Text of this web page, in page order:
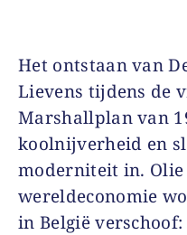
Het ontstaan van
Lievens tijdens de
Marshallplan van
koolnijverheid en
moderniteit in.
wereldeconomie
in België